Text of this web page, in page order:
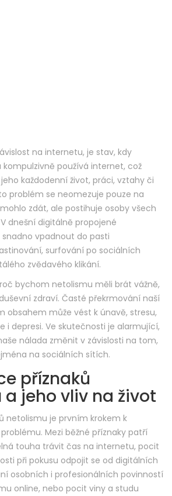
na internetu, je stav, kdy
používá internet, což
každodenní život, práci, vztahy či
problém se neomezuje pouze na
zdát, ale postihuje osoby všech
dnešní digitálně propojené
vpadnout do pasti
surfování po sociálních
zvědavého klikání.
bychom netolismu měli brát vážně,
zdraví. Časté překrmování naší
obsahem může vést k únavě, stresu,
i depresi. Ve skutečnosti je alarmující,
nálada změnit v závislosti na tom,
na sociálních sítích.
příznaků
jeho vliv na život
netolismu je prvním krokem k
Mezi běžné příznaky patří
touha trávit čas na internetu, pocit
při pokusu odpojit se od digitálních
osobních i profesionálních povinností
online, nebo pocit viny a studu